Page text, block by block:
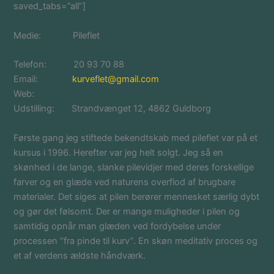
saved_tabs=”all”]
Medie: Pileflet
Telefon: 20 93 70 88
Email:
kurveflet@gmail.com
Web:
Udstilling: Strandvænget 12, 4862 Guldborg
Første gang jeg stiftede bekendtskab med pileflet var på et
kursus i 1996. Herefter var jeg helt solgt. Jeg så en
skønhed i de lange, slanke pilevidjer med deres forskellige
farver og en glæde ved naturens overflod af brugbare
materialer. Det siges at pilen berører mennesket særlig dybt
og gør det følsomt. Der er mange muligheder i pilen og
samtidig opnår man glæden ved fordybelse under
processen “fra pinde til kurv”. En skøn meditativ proces og
et af verdens ældste håndværk.